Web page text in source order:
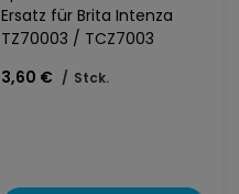
Ersatz für Brita Intenza
TZ70003 / TCZ7003
3,60 € / Stck.